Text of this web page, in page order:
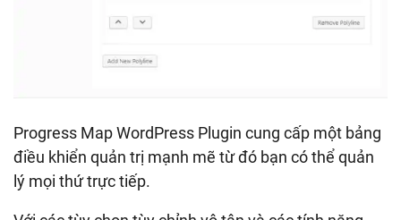
Progress Map WordPress Plugin cung cấp một bảng
điều khiển quản trị mạnh mẽ từ đó bạn có thể quản
lý mọi thứ trực tiếp.